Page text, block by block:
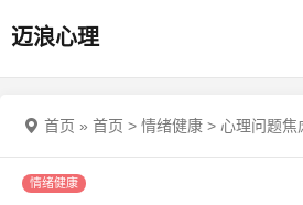
迈浪心理
首页 » 首页 > 情绪健康 > 心理问题焦
情绪健康